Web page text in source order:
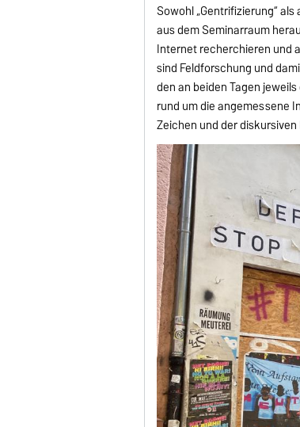
Sowohl „Gentrifizierung“
aus dem Seminarraum
Internet recherchieren und
sind Feldforschung und
den an beiden Tagen
rund um die angemessene
Zeichen und der